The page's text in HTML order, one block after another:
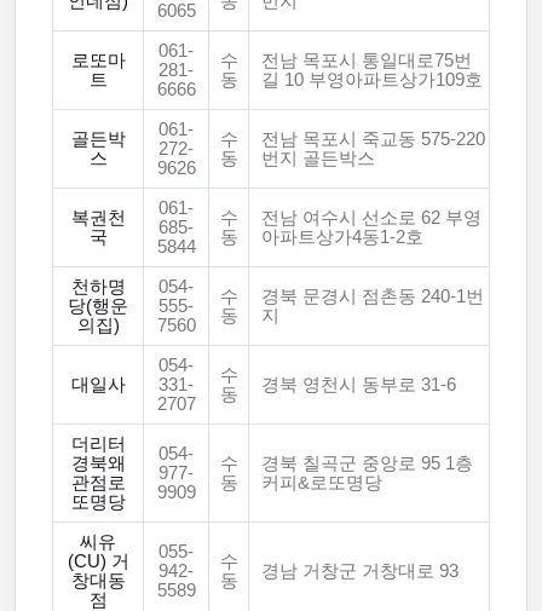
6065
로또마
트
061-
281-
6666
수
동
전남 목포시 통일대로75번
길 10 부영아파트상가109호
골든박
스
061-
272-
9626
수
동
전남 목포시 죽교동 575-220
번지 골든박스
복권천
국
061-
685-
5844
수
동
전남 여수시 선소로 62 부영
아파트상가4동1-2호
천하명
당(행운
의집)
054-
555-
7560
수
동
경북 문경시 점촌동 240-1번
지
대일사
054-
331-
2707
수
동
경북 영천시 동부로 31-6
더리터
경북왜
관점로
또명당
054-
977-
9909
수
동
경북 칠곡군 중앙로 95 1층
커피&로또명당
씨유
(CU) 거
창대동
점
055-
942-
5589
수
동
경남 거창군 거창대로 93